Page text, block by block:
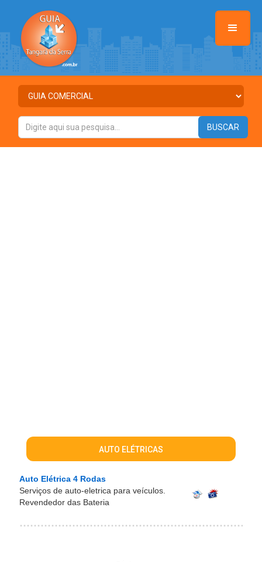
AUTO ELÉTRICAS
Auto Elétrica 4 Rodas
Serviços de auto-eletrica para veículos.
Revendedor das Bateria